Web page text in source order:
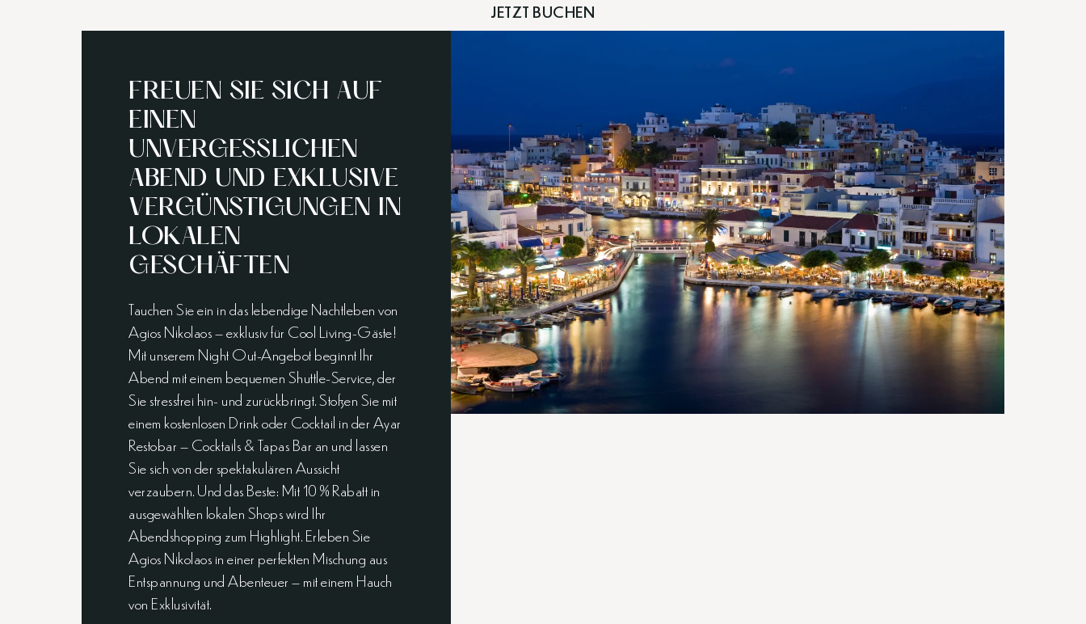
JETZT BUCHEN
FREUEN SIE SICH AUF
EINEN
UNVERGESSLICHEN
ABEND UND EXKLUSIVE
VERGÜNSTIGUNGEN IN
LOKALEN
GESCHÄFTEN
Tauchen Sie ein in das lebendige Nachtleben von
Agios Nikolaos – exklusiv für Cool Living-Gäste!
Mit unserem Night Out-Angebot beginnt Ihr
Abend mit einem bequemen Shuttle-Service, der
Sie stressfrei hin- und zurückbringt. Stoßen Sie mit
einem kostenlosen Drink oder Cocktail in der Ayar
Restobar – Cocktails & Tapas Bar an und lassen
Sie sich von der spektakulären Aussicht
verzaubern. Und das Beste: Mit 10 % Rabatt in
ausgewählten lokalen Shops wird Ihr
Abendshopping zum Highlight. Erleben Sie
Agios Nikolaos in einer perfekten Mischung aus
Entspannung und Abenteuer – mit einem Hauch
von Exklusivität.